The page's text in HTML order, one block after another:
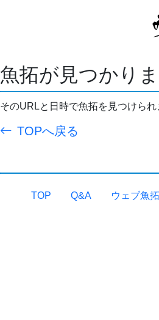
魚拓が見つかりま
そのURLと日時で魚拓を見つけられ
TOPへ戻る
TOP Q&A ウェブ魚